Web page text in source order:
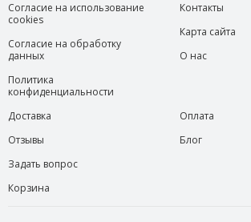
Согласие на использование
cookies
Согласие на обработку
данных
Политика
конфиденциальности
Контакты
Карта сайта
О нас
Доставка
Отзывы
Задать вопрос
Корзина
Оплата
Блог